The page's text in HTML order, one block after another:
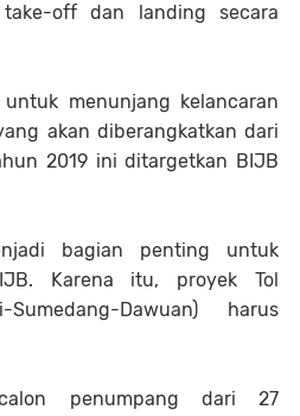
off dan landing secara
menunjang kelancaran
akan diberangkatkan dari
2019 ini ditargetkan BIJB
bagian penting untuk
Karena itu, proyek Tol
Sumedang-Dawuan) harus
penumpang dari 27